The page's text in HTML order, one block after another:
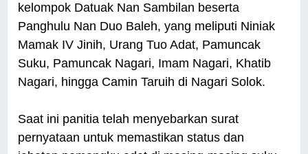
kelompok Datuak Nan Sambilan beserta
Panghulu Nan Duo Baleh, yang meliputi Niniak
Mamak IV Jinih, Urang Tuo Adat, Pamuncak
Suku, Pamuncak Nagari, Imam Nagari, Khatib
Nagari, hingga Camin Taruih di Nagari Solok.
Saat ini panitia telah menyebarkan surat
pernyataan untuk memastikan status dan